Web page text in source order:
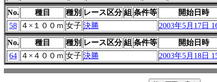
No. 種目 種別 レース区分 組 条件等
開始日時
58
４×１００ｍ 女子 決勝 2003年5月17日
No. 種目 種別 レース区分 組 条件等
開始日時
64
４×４００ｍ 女子 決勝 2003年5月18日